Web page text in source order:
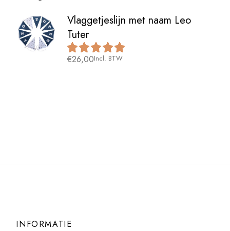
Vlaggetjeslijn met naam Leo
Tuter
€26,00Incl. BTW
INFORMATIE